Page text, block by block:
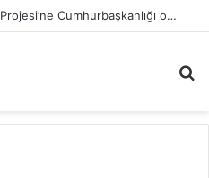
Erikli Atık Su Arıtma Tesisi Projesi’ne Cumhurbaşkanlığı onayı
...